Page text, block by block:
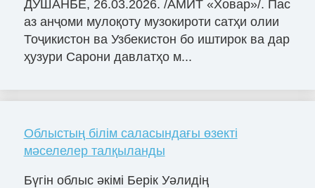
ДУШАНБЕ, 26.03.2026. /АМИТ «Ховар»/. Пас
аз анҷоми мулоқоту музокироти сатҳи олии
Тоҷикистон ва Узбекистон бо иштирок ва дар
ҳузури Сарони давлатҳо м...
Облыстың білім саласындағы өзекті
мәселелер талқыланды
Бүгін облыс әкімі Берік Уәлидің